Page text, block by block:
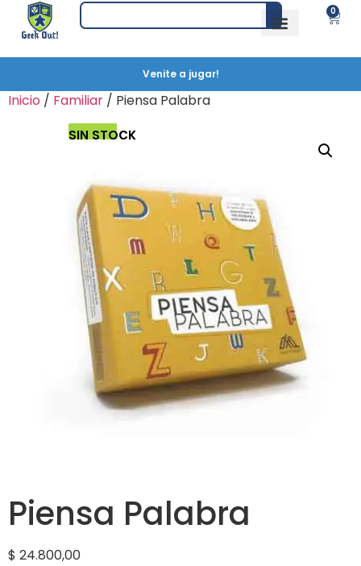
0
Venite a jugar!
Inicio / Familiar / Piensa Palabra
SIN STOCK
Piensa Palabra
$ 24.800,00